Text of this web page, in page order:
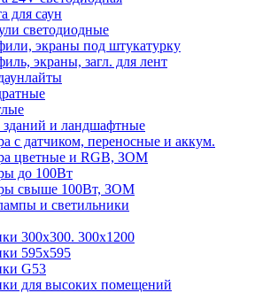
для саун
светодиодные
экраны под штукатурку
экраны, загл. для лент
зданий и ландшафтные
с датчиком, переносные и аккум.
цветные и RGB, ЗОМ
до 100Вт
свыше 100Вт, ЗОМ
и светильники
300х300. 300х1200
595х595
G53
для высоких помещений